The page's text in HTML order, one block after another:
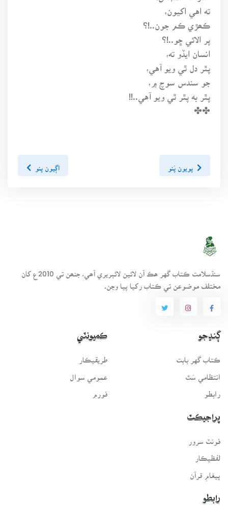
ته اهي اکيون،
ڪھڙي ڪم جون..!؟
پر الائي ڇو..!؟
انسان ايڏو ته،
پٿر دل ٿي ويو آهي،
پٿر به پٿر ٿي ويو آهي..!!
✤✤
پويون پَنو اڳيون پنو
سنڌسلامت ڪتاب گهر ھڪ آن لائين لائبريري آھي، جنھن تي 2010ع کان
مختلف موضوعن تي ڪتاب رکيا پيا وڃن.
ڳنڍجو
ڪتاب گهر بابت
انتظامي سَٿ
رابطو
ڪميونٽي
طريقيڪار
عمومي سوال
فورم
پراجيڪٽ
لفظيڪار
پيغامِ قرآن
رابطو